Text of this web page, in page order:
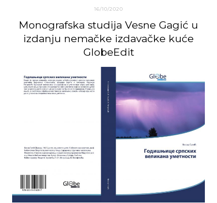
16/10/2020
Monografska studija Vesne Gagić u
izdanju nemačke izdavačke kuće
GlobeEdit